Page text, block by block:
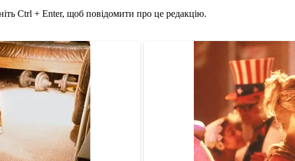
Ctrl + Enter, щоб повідомити про це редакцію.